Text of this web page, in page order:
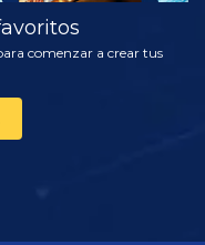
comenzar a crear tus